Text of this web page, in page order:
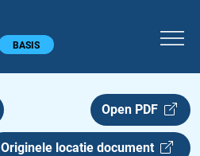
BASIS
Open PDF
Originele locatie document